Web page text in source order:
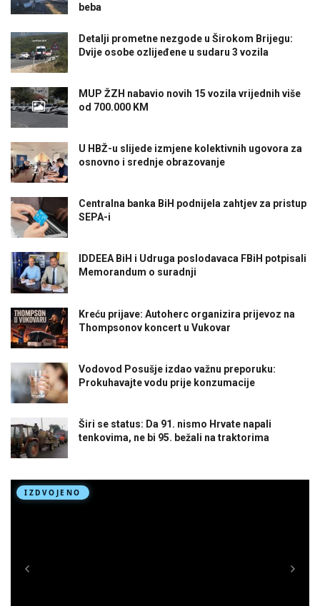
beba
Detalji prometne nezgode u Širokom Brijegu:
Dvije osobe ozlijeđene u sudaru 3 vozila
MUP ŽZH nabavio novih 15 vozila vrijednih više
od 700.000 KM
U HBŽ-u slijede izmjene kolektivnih ugovora za
osnovno i srednje obrazovanje
Centralna banka BiH podnijela zahtjev za pristup
SEPA-i
IDDEEA BiH i Udruga poslodavaca FBiH potpisali
Memorandum o suradnji
Kreću prijave: Autoherc organizira prijevoz na
Thompsonov koncert u Vukovar
Vodovod Posušje izdao važnu preporuku:
Prokuhavajte vodu prije konzumacije
Širi se status: Da 91. nismo Hrvate napali
tenkovima, ne bi 95. bežali na traktorima